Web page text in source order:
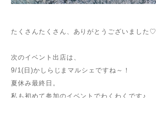
たくさんたくさん、ありがとうございました♡
次のイベント出店は、
9/1(日)かしらじまマルシェですね～！
夏休み最終日。
私も初めて参加のイベントでわくわくです♪